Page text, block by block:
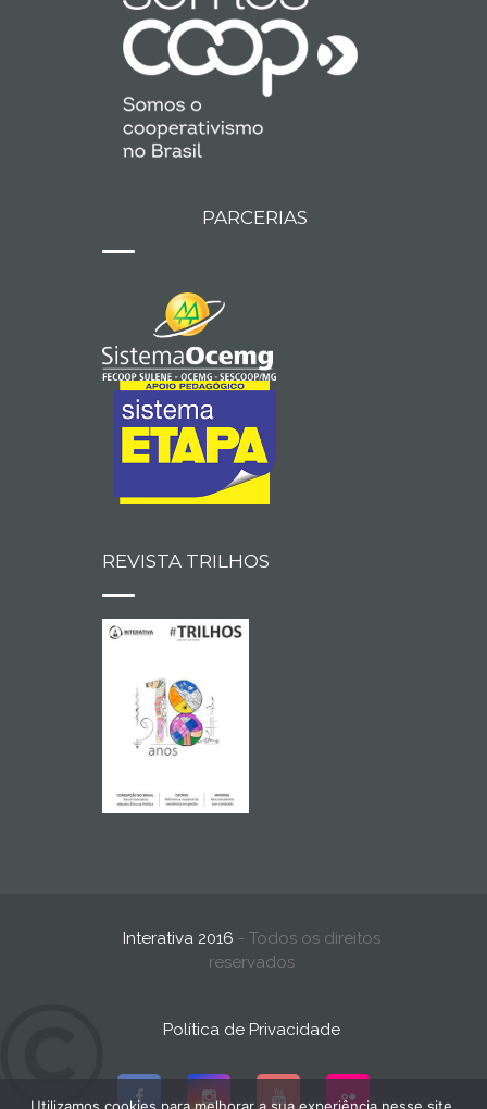
PARCERIAS
REVISTA TRILHOS
Interativa 2016 - Todos os direitos
reservados
Política de Privacidade